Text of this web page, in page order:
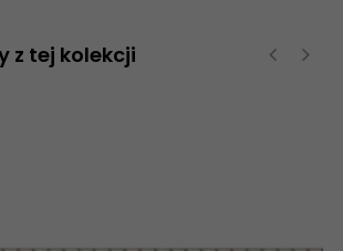
z tej kolekcji